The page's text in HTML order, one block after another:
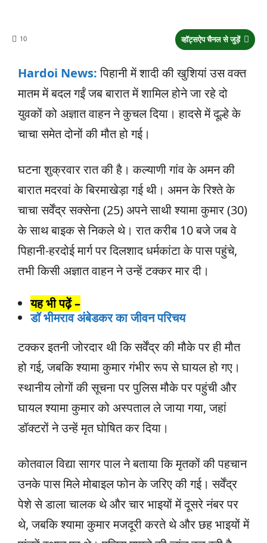
व्हॉट्सऐप चैनल से जुड़ें
10
Hardoi News:पिहानी में शादी की खुशियां उस वक्त
मातम में बदल गईं जब बारात में शामिल होने जा रहे दो
युवकों को अज्ञात वाहन ने कुचल दिया। हादसे में दूल्हे के
चाचा समेत दोनों की मौत हो गई।
घटना शुक्रवार रात की है। कल्याणी गांव के अमन की
बारात मदरवां के बिरमाखेड़ा गई थी। अमन के रिश्ते के
चाचा सर्वेंद्र सक्सेना (25) अपने साथी श्यामा कुमार (30)
के साथ बाइक से निकले थे। रात करीब 10 बजे जब वे
पिहानी-हरदोई मार्ग पर दिलशाद धर्मकांटा के पास पहुंचे,
तभी किसी अज्ञात वाहन ने उन्हें टक्कर मार दी।
यह भी पढ़ें –
डॉ भीमराव अंबेडकर का जीवन परिचय
टक्कर इतनी जोरदार थी कि सर्वेंद्र की मौके पर ही मौत
हो गई, जबकि श्यामा कुमार गंभीर रूप से घायल हो गए।
स्थानीय लोगों की सूचना पर पुलिस मौके पर पहुंची और
घायल श्यामा कुमार को अस्पताल ले जाया गया, जहां
डॉक्टरों ने उन्हें मृत घोषित कर दिया।
कोतवाल विद्या सागर पाल ने बताया कि मृतकों की पहचान
उनके पास मिले मोबाइल फोन के जरिए की गई। सर्वेंद्र
पेशे से डाला चालक थे और चार भाइयों में दूसरे नंबर पर
थे, जबकि श्यामा कुमार मजदूरी करते थे और छह भाइयों में